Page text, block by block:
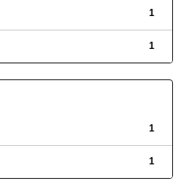
1
1
1
1